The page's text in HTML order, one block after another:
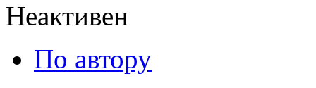
Неактивен
По автору